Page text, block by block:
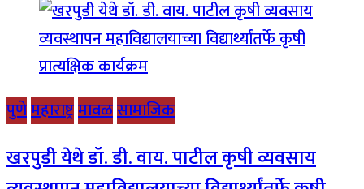
पुणेमहाराष्ट्रमावळसामाजिक
खरपुडी येथे डॉ. डी. वाय. पाटील कृषी व्यवसाय